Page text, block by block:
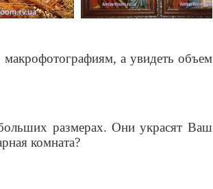
а увидеть объем
размерах. Они украсят Ваш
комната?